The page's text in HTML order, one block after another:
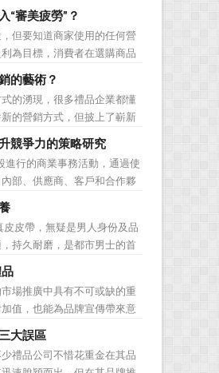
的貢獻度，從而有的放矢的
對於客戶研究方面更多地投
需要營銷管理策略的整體支
“審美疲勞”？
但要知道商家使用的任何營
為目標，消費者在選購商品
的費用購買到最超值的貨
方式的同時，消費者也不免
結了最讓消費者對禮品行
的藝術？
的湧現，很多禮品企業都懂
的營銷方式，但披上了嶄新
靈魂。要知道，營銷真正的
前，而是將品牌印到消費者
拉近，並不是一朝一夕的事
競爭力的策略研究
行的商業事務活動，通過使
部、供應商、客戶和合作夥
，實現企業間業務流程的電
產管理系統，提高企業的生
節的效率。它具有結構性、
皮帶，無疑是男人身份及品
持久耐磨，是都市男士的首
送什麼的時候，一款真皮皮
皮皮帶如果疏於保養，也會
跡，今天小編就爲大家分享
場推廣中具有不可或缺的重
值，也能為品牌宣傳帶來意
果能夠巧妙運用這些獨具創
在終端推廣中將更具競爭
鏈、毛巾……當今市場上的
大誤區
禮品公司不惜花重金在其品